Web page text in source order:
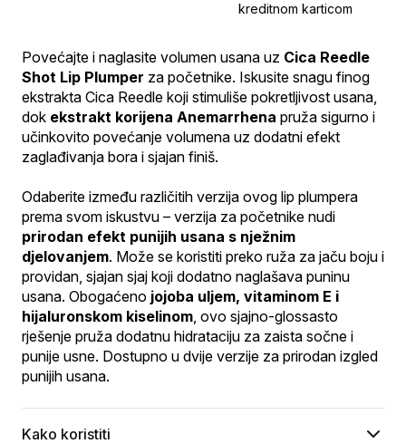
kreditnom karticom
Povećajte i naglasite volumen usana uz Cica Reedle
Shot Lip Plumper za početnike. Iskusite snagu finog
ekstrakta Cica Reedle koji stimuliše pokretljivost usana,
dok ekstrakt korijena Anemarrhena pruža sigurno i
učinkovito povećanje volumena uz dodatni efekt
zaglađivanja bora i sjajan finiš.
Odaberite između različitih verzija ovog lip plumpera
prirodan efekt punijih usana s nježnim
djelovanjem. Može se koristiti preko ruža za jaču boju i
providan, sjajan sjaj koji dodatno naglašava puninu
usana. Obogaćeno jojoba uljem, vitaminom E i
hijaluronskom kiselinom, ovo sjajno-glossasto
rješenje pruža dodatnu hidrataciju za zaista sočne i
punije usne. Dostupno u dvije verzije za prirodan izgled
punijih usana.
Kako koristiti